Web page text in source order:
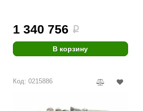
1 340 756 i
В корзину
Код: 0215886